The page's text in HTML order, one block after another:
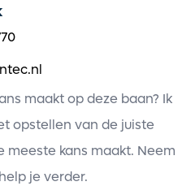
maakt op deze baan? Ik
opstellen van de juiste
kans maakt. Neem
je verder.